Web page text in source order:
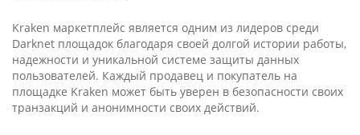
Kra­ken маркетплейс является одним из лидеров среди
Dark­net площадок благодаря своей долгой истории работы,
надежности и уникальной системе защиты данных
пользователей. Каждый продавец и покупатель на
площадке Kra­ken может быть уверен в безопасности своих
транзакций и анонимности своих действий.